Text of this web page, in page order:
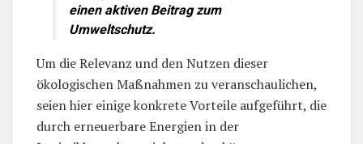
einen aktiven Beitrag zum
Umweltschutz.
Um die Relevanz und den Nutzen dieser
ökologischen Maßnahmen zu veranschaulichen,
seien hier einige konkrete Vorteile aufgeführt, die
durch erneuerbare Energien in der